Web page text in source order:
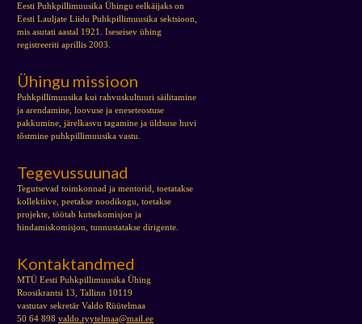
Eesti Puhkpillimuusika Ühingu eelkäijaks on
Eesti Lauljate Liidu Puhkpillimuusika sektsioon,
mis asutati aastal 1921. Iseseisev ühing
registreeriti aprillis 2003.
Ühingu missioon
Puhkpillimuusika kui rahvuskultuuri säilitamine
ja arendamine, loovuse ja eneseteostuse
pakkumine, järelkasvu tagamine ja üldsuse huvi
tõstmine puhkpillimuusika vastu.
Tegevussuunad
Tegutsevad toimkonnad ja mentorid, toetatakse
kollektiive, peetakse noodikogu, toetakse
projekte, töötab kutsekomisjon ja
hindamiskomisjon, tunnustatakse dirigente.
Kontaktandmed
MTÜ Eesti Puhkpillimuusika Ühing
Roosikrantsi 13, Tallinn 10119
vastutav sekretär Valdo Rüütelmaa
50 64 898 valdo.ryytelmaa@mail.ee